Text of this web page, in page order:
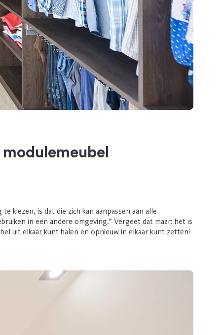
kiezen, is dat die zich kan aanpassen aan alle
in een andere omgeving.” Vergeet dat maar: het is
uit elkaar kunt halen en opnieuw in elkaar kunt zetten!